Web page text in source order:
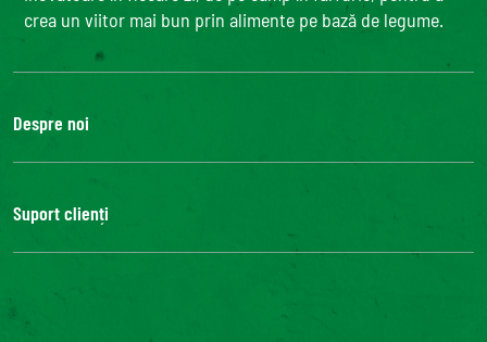
crea un viitor mai bun prin alimente pe bază de legume.
Despre noi
Grupul Bonduelle
Bonduelle Food Service
Suport clienți
Contactează-ne